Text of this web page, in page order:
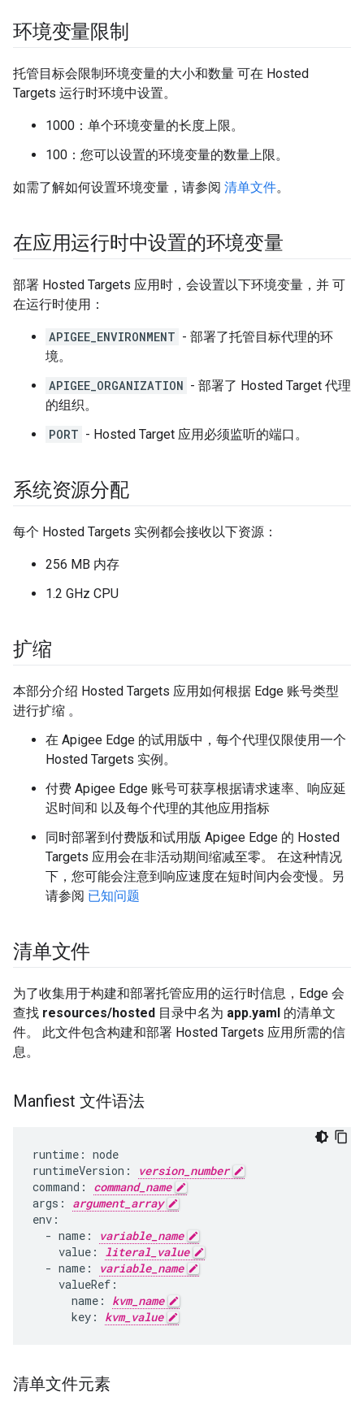
环境变量限制
托管目标会限制环境变量的大小和数量 可在 Hosted
Targets 运行时环境中设置。
1000：单个环境变量的长度上限。
100：您可以设置的环境变量的数量上限。
如需了解如何设置环境变量，请参阅 清单文件。
在应用运行时中设置的环境变量
部署 Hosted Targets 应用时，会设置以下环境变量，并 可
在运行时使用：
APIGEE_ENVIRONMENT - 部署了托管目标代理的环
境。
APIGEE_ORGANIZATION - 部署了 Hosted Target 代理
的组织。
PORT - Hosted Target 应用必须监听的端口。
系统资源分配
每个 Hosted Targets 实例都会接收以下资源：
256 MB 内存
1.2 GHz CPU
扩缩
本部分介绍 Hosted Targets 应用如何根据 Edge 账号类型
进行扩缩 。
在 Apigee Edge 的试用版中，每个代理仅限使用一个
Hosted Targets 实例。
付费 Apigee Edge 账号可获享根据请求速率、响应延
迟时间和 以及每个代理的其他应用指标
同时部署到付费版和试用版 Apigee Edge 的 Hosted
Targets 应用会在非活动期间缩减至零。 在这种情况
下，您可能会注意到响应速度在短时间内会变慢。另
请参阅 已知问题
清单文件
为了收集用于构建和部署托管应用的运行时信息，Edge 会
查找 resources/hosted 目录中名为 app.yaml 的清单文
件。 此文件包含构建和部署 Hosted Targets 应用所需的信
息。
Manfiest 文件语法
runtime : node
runtimeVersion :
version_number
command :
command_name
args :
argument_array
env :
- name :
variable_name
value :
literal_value
- name :
variable_name
valueRef :
name :
kvm_name
key : kvm_value
清单文件元素